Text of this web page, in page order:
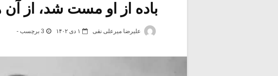
باده از او مست شد، از
علیرضا میرعلی نقی ۱ دی ۱۴۰۲ 3 برچسب -